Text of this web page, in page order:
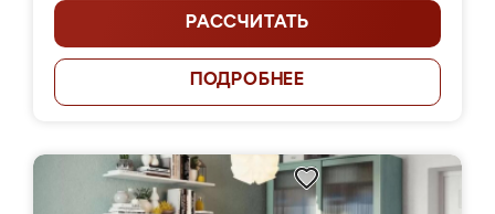
РАССЧИТАТЬ
ПОДРОБНЕЕ